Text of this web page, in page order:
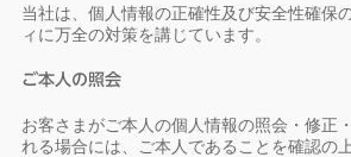
当社は、個人情報の正確性及び安全性確保
ィに万全の対策を講じています。
ご本人の照会
お客さまがご本人の個人情報の照会・修正
れる場合には、ご本人であることを確認の